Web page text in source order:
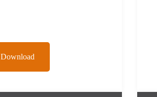
Download